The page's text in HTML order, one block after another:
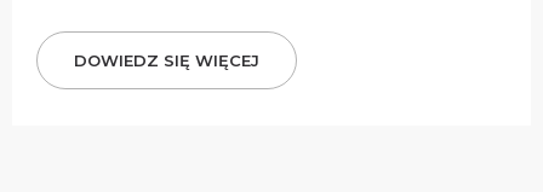
DOWIEDZ SIĘ WIĘCEJ